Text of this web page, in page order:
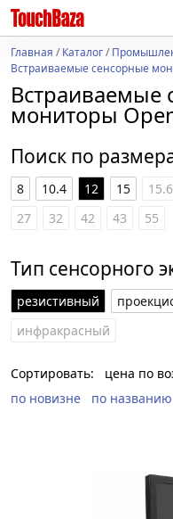
Главная /Каталог/
Встраиваемые сенсорные
Встраиваемые
мониторы
Поиск по
8 10.4 12 15 15.6
27
32 42 43 55
Тип сенсорного
резистивный
инфракрасный
Сортировать: цена по
по новизне
по названию